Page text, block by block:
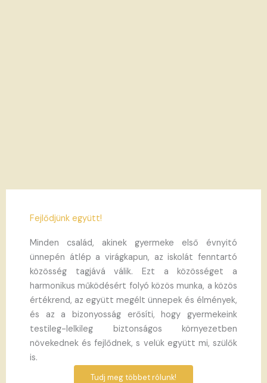
Fejlődjünk együtt!
Minden család, akinek gyermeke első évnyitó
ünnepén átlép a virágkapun, az iskolát fenntartó
közösség tagjává válik. Ezt a közösséget a
harmonikus működésért folyó közös munka, a közös
értékrend, az együtt megélt ünnepek és élmények,
és az a bizonyosság erősíti, hogy gyermekeink
testileg-lelkileg biztonságos környezetben
növekednek és fejlődnek, s velük együtt mi, szülők
is.
Tudj meg többet rólunk!